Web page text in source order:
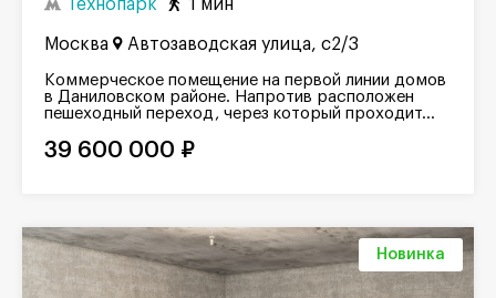
Технопарк 1 мин
Москва Автозаводская улица, с2/3
Коммерческое помещение на первой линии домов
в Даниловском районе. Напротив расположен
пешеходный переход, через который проходит...
39 600 000 ₽
Новинка